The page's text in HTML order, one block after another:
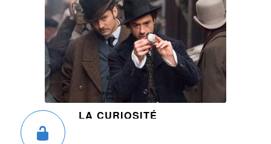
LA CURIOSITÉ